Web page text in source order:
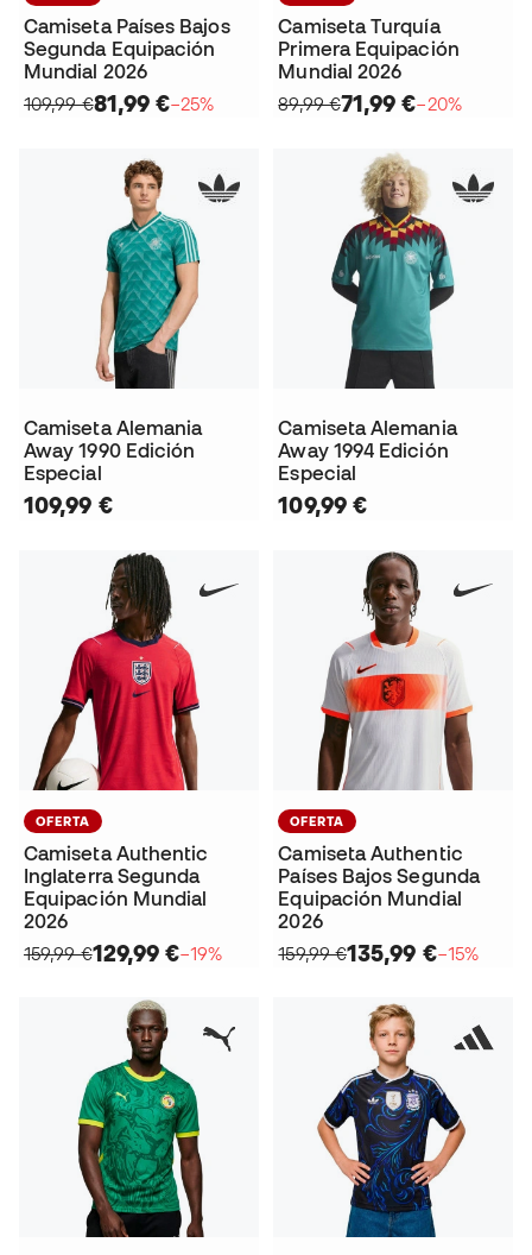
Camiseta Países Bajos
Segunda Equipación
Mundial 2026
109,99 €81,99 €−25%
Camiseta Turquía
Primera Equipación
Mundial 2026
89,99 €71,99 €−20%
Camiseta Alemania
Away 1990 Edición
Especial
109,99 €
Camiseta Alemania
Away 1994 Edición
Especial
109,99 €
OFERTA
Camiseta Authentic
Inglaterra Segunda
Equipación Mundial
2026
159,99 €129,99 €−19%
OFERTA
Camiseta Authentic
Países Bajos Segunda
Equipación Mundial
2026
159,99 €135,99 €−15%